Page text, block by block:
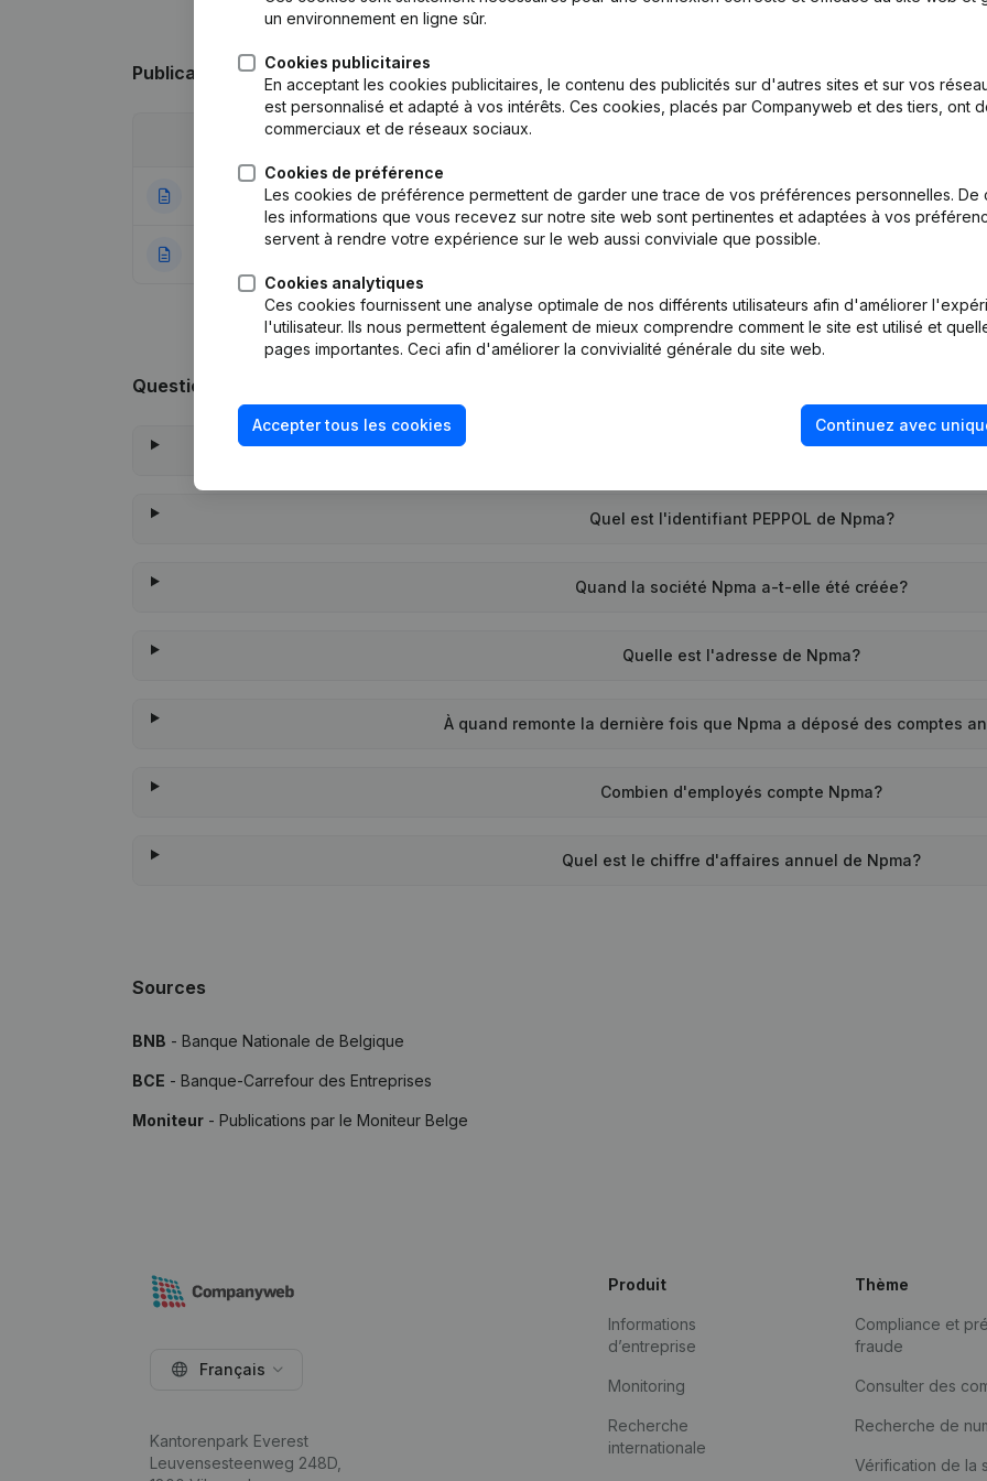
Publicationsde Npma
Publication
18-09-2023 Modification Forme Juridique - Demissions, Nominations
Rubrique Constitution (Nouvelle Personne Morale, Ouverture Succursale, etc...)
Questions fréquemment posées
Quel est le numéro de TVA de Npma?
Quel est l'identifiant PEPPOL de Npma?
Quand la société Npma a-t-elle été créée?
Quelle est l'adresse de Npma?
À quand remonte la dernière fois que Npma a déposé des comptes
Combien d'employés compte Npma?
Quel est le chiffre d'affaires annuel de Npma?
Sources
BNB - Banque Nationale de Belgique
BCE - Banque-Carrefour des Entreprises
Moniteur - Publications par le Moniteur Belge
un environnement en ligne sûr.
Cookies publicitaires
En acceptant les cookies publicitaires, le contenu des publicités sur d'autres sites et sur vos
est personnalisé et adapté à vos intérêts. Ces cookies, placés par Companyweb et des tiers, ont
commerciaux et de réseaux sociaux.
Cookies de préférence
Les cookies de préférence permettent de garder une trace de vos préférences personnelles. De
les informations que vous recevez sur notre site web sont pertinentes et adaptées à vos
servent à rendre votre expérience sur le web aussi conviviale que possible.
Cookies analytiques
Ces cookies fournissent une analyse optimale de nos différents utilisateurs afin d'améliorer
l'utilisateur. Ils nous permettent également de mieux comprendre comment le site est utilisé et
pages importantes. Ceci afin d'améliorer la convivialité générale du site web.
Accepter tous les cookies Continuez avec
Français
Kantorenpark Everest
Leuvensesteenweg 248D,
Produit
Informations
d’entreprise
Monitoring
Recherche
internationale
Thème
Compliance et
fraude
Consulter des
Recherche de
Vérification de la